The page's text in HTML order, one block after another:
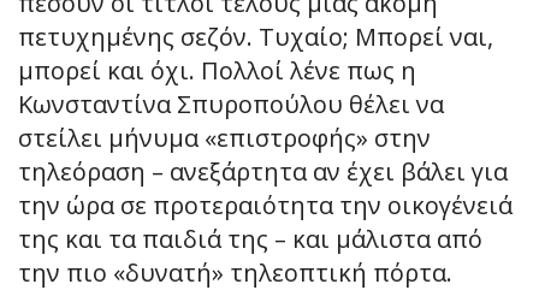
πετυχημένης σεζόν. Τυχαίο; Μπορεί ναι,
μπορεί και όχι. Πολλοί λένε πως η
Κωνσταντίνα Σπυροπούλου θέλει να
στείλει μήνυμα «επιστροφής» στην
τηλεόραση – ανεξάρτητα αν έχει βάλει για
την ώρα σε προτεραιότητα την οικογένειά
της και τα παιδιά της – και μάλιστα από
την πιο «δυνατή» τηλεοπτική πόρτα.